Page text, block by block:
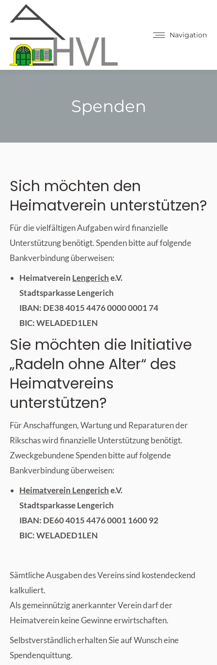
Navigation
Spenden
Sich möchten den
Heimatverein unterstützen?
Für die vielfältigen Aufgaben wird finanzielle
Unterstützung benötigt. Spenden bitte auf folgende
Bankverbindung überweisen:
Heimatverein Lengeriche.V.
Stadtsparkasse Lengerich
IBAN: DE38 4015 4476 0000 0001 74
BIC: WELADED1LEN
Sie möchten die Initiative
„Radeln ohne Alter“ des
Heimatvereins
unterstützen?
Für Anschaffungen, Wartung und Reparaturen der
Rikschas wird finanzielle Unterstützung benötigt.
Zweckgebundene Spenden bitte auf folgende
Bankverbindung überweisen:
Heimatverein Lengeriche.V.
Stadtsparkasse Lengerich
IBAN: DE60 4015 4476 0001 1600 92
BIC: WELADED1LEN
Sämtliche Ausgaben des Vereins sind kostendeckend
kalkuliert.
Als gemeinnützig anerkannter Verein darf der
Heimatverein keine Gewinne erwirtschaften.
Selbstverständlich erhalten Sie auf Wunsch eine
Spendenquittung.